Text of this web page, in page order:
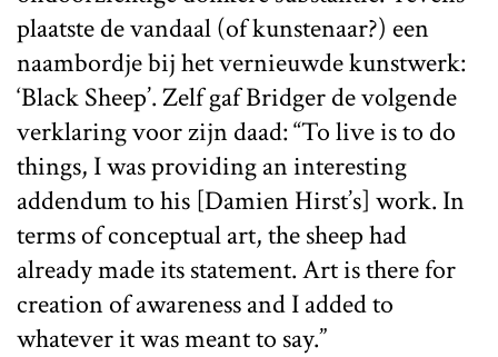
plaatste de vandaal (of kunstenaar?) een
naambordje bij het vernieuwde kunstwerk:
‘Black Sheep’. Zelf gaf Bridger de volgende
verklaring voor zijn daad: “To live is to do
things, I was providing an interesting
addendum to his [Damien Hirst’s] work. In
terms of conceptual art, the sheep had
already made its statement. Art is there for
creation of awareness and I added to
whatever it was meant to say.”